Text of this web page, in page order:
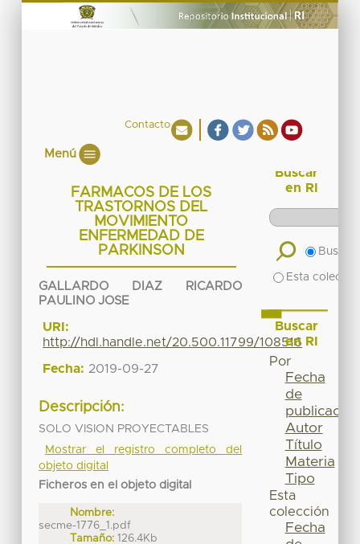
Contacto
Menú
FARMACOS DE LOS
TRASTORNOS DEL
MOVIMIENTO
ENFERMEDAD DE
PARKINSON
GALLARDO DIAZ RICARDO
PAULINO JOSE
URI:
http://hdl.handle.net/20.500.11799/108516
Fecha: 2019-09-27
Descripción:
SOLO VISION PROYECTABLES
Mostrar el registro completo del
objeto digital
Ficheros en el objeto digital
Nombre:
secme-1776_1.pdf
Tamaño: 126.4Kb
Buscar
en RI
Buscar
Esta
Buscar
en RI
Por
Fecha
de
publicación
Autor
Título
Materia
Tipo
Esta
colección
Fecha